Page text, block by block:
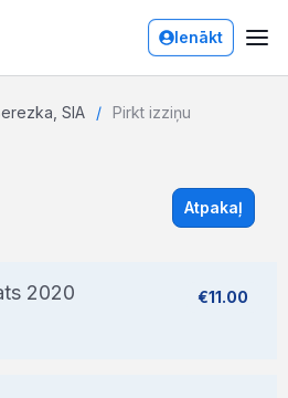
Ienākt
SIA Pirkt izziņu
Atpakaļ
2020 €11.00